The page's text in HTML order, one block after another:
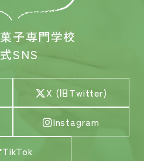
子専門学校
SNS
X (旧Twitter)
Instagram
TikTok